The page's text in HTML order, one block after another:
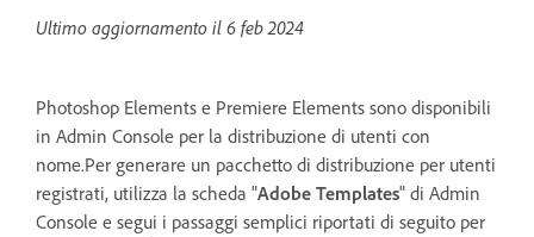
Ultimo aggiornamento il 6 feb 2024
Photoshop Elements e Premiere Elements sono disponibili
in Admin Console per la distribuzione di utenti con
nome.Per generare un pacchetto di distribuzione per utenti
registrati, utilizza la scheda "Adobe Templates" di Admin
Console e segui i passaggi semplici riportati di seguito per